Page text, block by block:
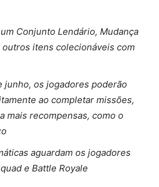
Conjunto Lendário, Mudança
itens colecionáveis com
junho, os jogadores poderão
ao completar missões,
mais recompensas, como o
aguardam os jogadores
e Battle Royale